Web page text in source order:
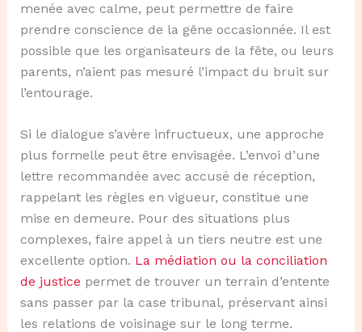
menée avec calme, peut permettre de faire
prendre conscience de la gêne occasionnée. Il est
possible que les organisateurs de la fête, ou leurs
parents, n’aient pas mesuré l’impact du bruit sur
l’entourage.
Si le dialogue s’avère infructueux, une approche
plus formelle peut être envisagée. L’envoi d’une
lettre recommandée avec accusé de réception,
rappelant les règles en vigueur, constitue une
mise en demeure. Pour des situations plus
complexes, faire appel à un tiers neutre est une
excellente option. La médiation ou la conciliation
de justice permet de trouver un terrain d’entente
sans passer par la case tribunal, préservant ainsi
les relations de voisinage sur le long terme.